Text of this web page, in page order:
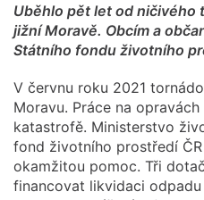
Uběhlo pět let od ničivého
jižní Moravě. Obcím a
Státního fondu životního
V červnu roku 2021
Moravu. Práce na
katastrofě. Ministerstvo
fond životního prostředí
okamžitou pomoc. Tři
financovat likvidaci